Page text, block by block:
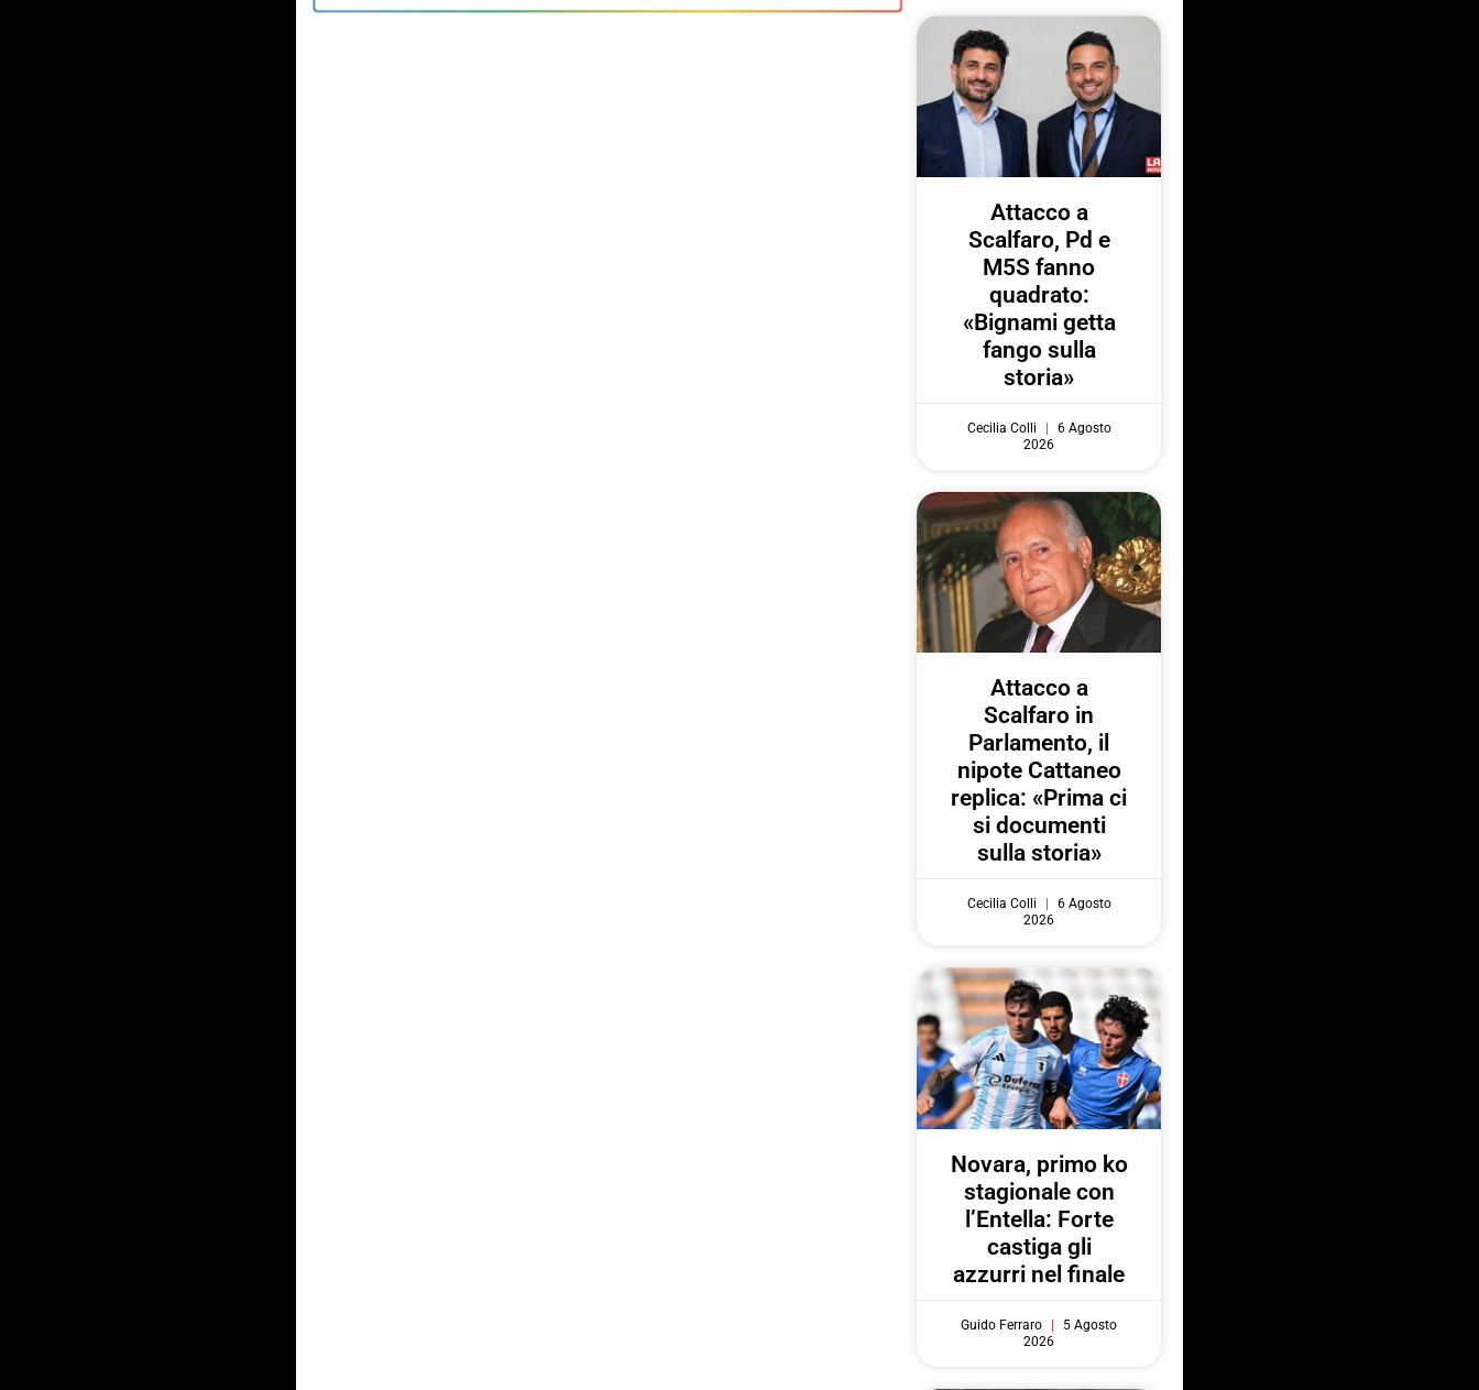
Attacco a
Scalfaro, Pd e
M5S fanno
quadrato:
«Bignami getta
fango sulla
storia»
Cecilia Colli
6 Agosto
2026
Attacco a
Scalfaro in
Parlamento, il
nipote Cattaneo
replica: «Prima ci
si documenti
sulla storia»
Cecilia Colli
6 Agosto
2026
Novara, primo ko
stagionale con
l’Entella: Forte
castiga gli
azzurri nel finale
Guido Ferraro
5 Agosto
2026